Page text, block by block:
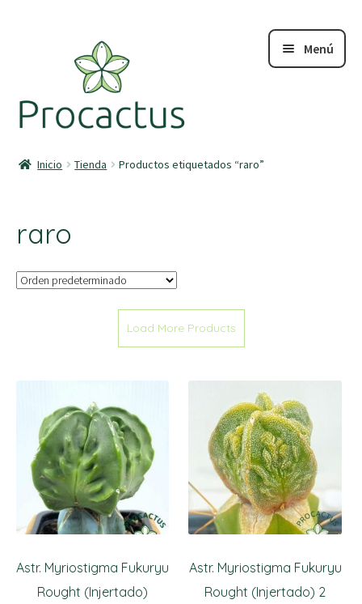
Menú
Inicio
Mi cuenta
Inicio Tienda Productos etiquetados “raro”
raro
Load More Products
Astr. Myriostigma Fukuryu
Rought (Injertado)
Astr. Myriostigma Fukuryu
Rought (Injertado) 2